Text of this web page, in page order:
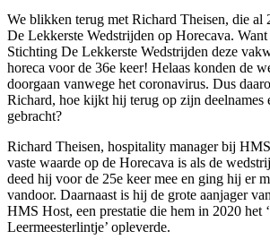
We blikken terug met Richard Theisen, die al
De Lekkerste Wedstrijden op Horecava.
Stichting De Lekkerste Wedstrijden deze
horeca voor de 36e keer! Helaas konden de
doorgaan vanwege het coronavirus. Dus
Richard, hoe kijkt hij terug op zijn deelnames
gebracht?
Richard Theisen, hospitality manager bij
vaste waarde op de Horecava is als de
deed hij voor de 25e keer mee en ging hij er
vandoor. Daarnaast is hij de grote aanjager
HMS Host, een prestatie die hem in 2020 het
Leermeesterlintje’ opleverde.